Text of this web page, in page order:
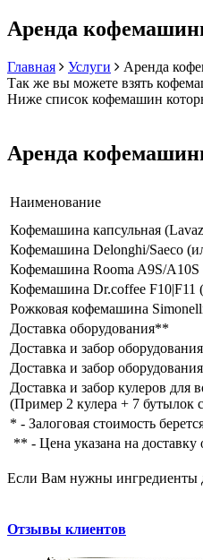
Аренда
Главная Услуги
Аренда
Так же вы можете взять
Ниже список кофемашин
Аренда
Наименование
Кофемашина капсульная
Кофемашина Delonghi/Saeco
Кофемашина Rooma A9S/A10S
Кофемашина Dr.coffee F10|F11
Рожковая кофемашина
Доставка оборудования**
Доставка и забор
Доставка и забор
Доставка и забор кулеров для
(Пример 2 кулера + 7 бутылок
* - Залоговая стоимость
** - Цена указана на
Если Вам нужны ингредиенты
Отзывы клиентов